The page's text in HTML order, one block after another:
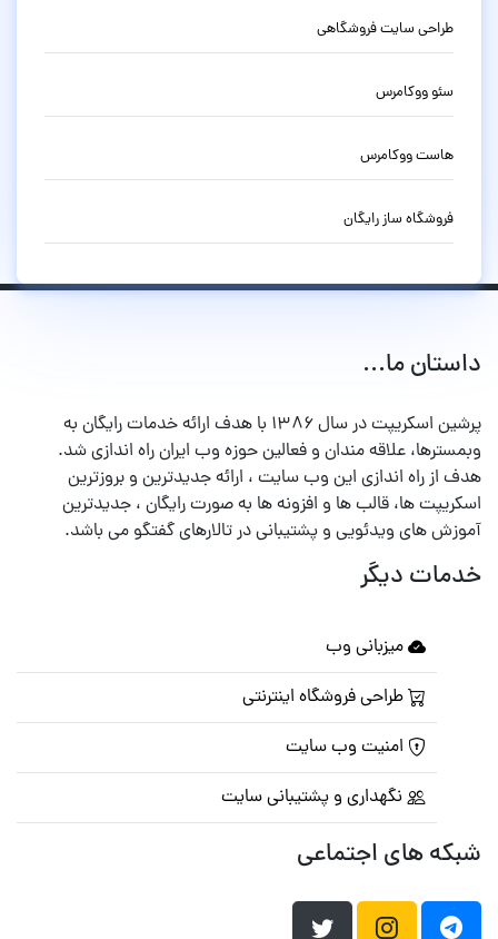
طراحی سایت فروشگاهی
سئو ووکامرس
هاست ووکامرس
فروشگاه ساز رایگان
داستان ما...
پرشین اسکریپت در سال ۱۳۸۶ با هدف ارائه خدمات رایگان به
وبمسترها، علاقه مندان و فعالین حوزه وب ایران راه اندازی شد.
هدف از راه اندازی این وب سایت ، ارائه جدیدترین و بروزترین
اسکریپت ها، قالب ها و افزونه ها به صورت رایگان ، جدیدترین
آموزش های ویدئویی و پشتیبانی در تالارهای گفتگو می باشد.
خدمات دیگر
میزبانی وب
طراحی فروشگاه اینترنتی
امنیت وب سایت
نگهداری و پشتیبانی سایت
شبکه های اجتماعی